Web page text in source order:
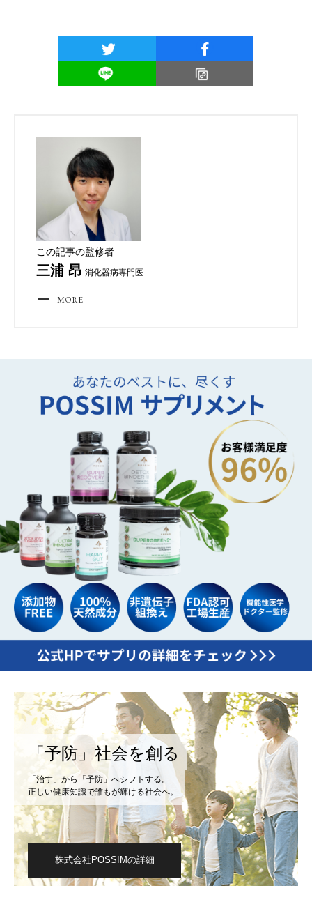
この記事の監修者
三浦 昂 消化器病専門医
MORE
「予防」社会を創る
「治す」から「予防」へシフトする。
正しい健康知識で誰もが輝ける社会へ。
株式会社POSSIMの詳細